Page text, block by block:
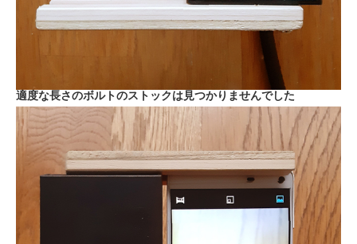
適度な長さのボルトのストックは見つかりませんでした